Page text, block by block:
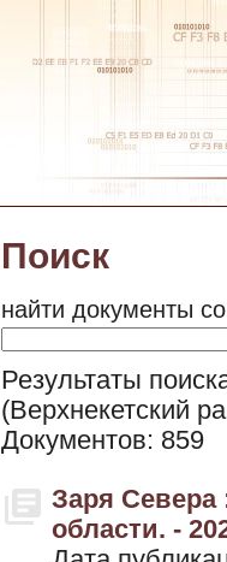
Поиск
найти документы
Результаты
(Верхнекетский
Документов: 859
Заря Севера
области. -